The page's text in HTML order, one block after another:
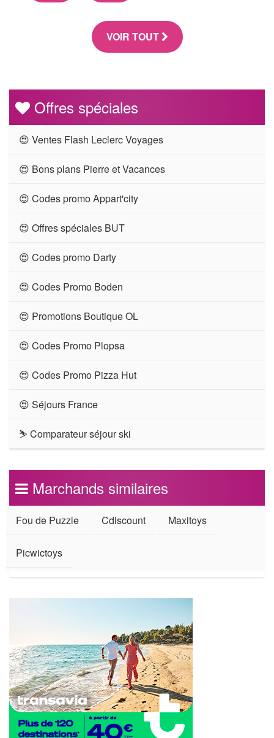
VOIR TOUT
Offres spéciales
😍 Ventes Flash Leclerc Voyages
😍 Bons plans Pierre et Vacances
😍 Codes promo Appart'city
😍 Offres spéciales BUT
😍 Codes promo Darty
😍 Codes Promo Boden
😍 Promotions Boutique OL
😍 Codes Promo Plopsa
😍 Codes Promo Pizza Hut
😍 Séjours France
⛷ Comparateur séjour ski
Marchands similaires
Fou de Puzzle Cdiscount Maxitoys
Picwictoys